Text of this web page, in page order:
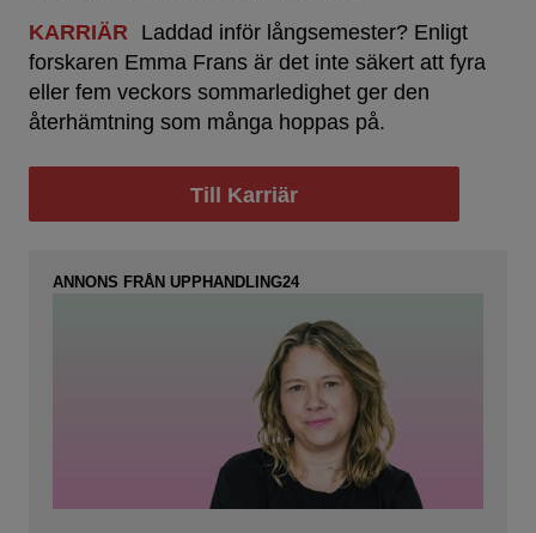
KARRIÄR
Laddad inför långsemester? Enligt
forskaren Emma Frans är det inte säkert att fyra
eller fem veckors sommarledighet ger den
återhämtning som många hoppas på.
Till Karriär
ANNONS FRÅN UPPHANDLING24